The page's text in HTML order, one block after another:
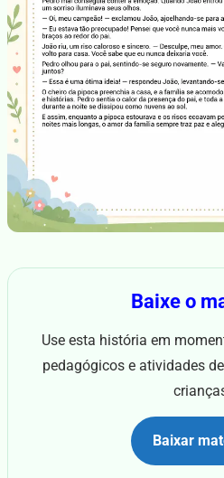
Baixe o
Use esta história em
pedagógicos e atividades
Baixar